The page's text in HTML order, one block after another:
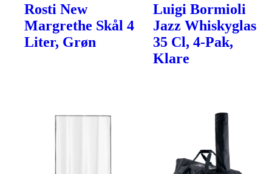
Rosti New
Margrethe Skål 4
Liter, Grøn
Luigi Bormioli
Jazz Whiskyglas
35 Cl, 4-Pak,
Klare